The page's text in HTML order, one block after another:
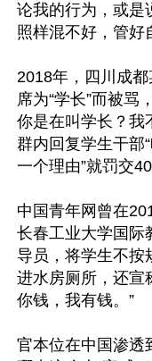
论我的行为，或是
照样混不好，管好
2018年，四川成
席为“学长”而被骂
你是在叫学长？我
群内回复学生干部
一个理由”就罚交
中国青年网曾在
长春工业大学国际
导员，将学生不按
进水房厕所，还宣
你钱，我有钱。”
官本位在中国渗透